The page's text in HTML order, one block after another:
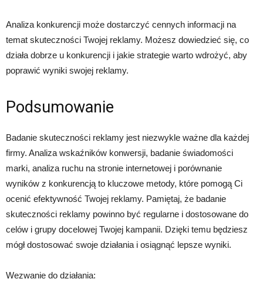
Analiza konkurencji może dostarczyć cennych informacji na
temat skuteczności Twojej reklamy. Możesz dowiedzieć się, co
działa dobrze u konkurencji i jakie strategie warto wdrożyć, aby
poprawić wyniki swojej reklamy.
Podsumowanie
Badanie skuteczności reklamy jest niezwykle ważne dla każdej
firmy. Analiza wskaźników konwersji, badanie świadomości
marki, analiza ruchu na stronie internetowej i porównanie
wyników z konkurencją to kluczowe metody, które pomogą Ci
ocenić efektywność Twojej reklamy. Pamiętaj, że badanie
skuteczności reklamy powinno być regularne i dostosowane do
celów i grupy docelowej Twojej kampanii. Dzięki temu będziesz
mógł dostosować swoje działania i osiągnąć lepsze wyniki.
Wezwanie do działania: